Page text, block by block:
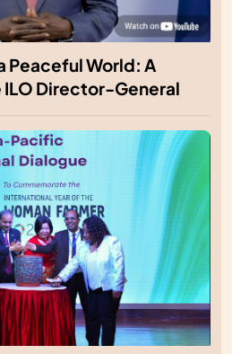
Peaceful World: A
Director-General